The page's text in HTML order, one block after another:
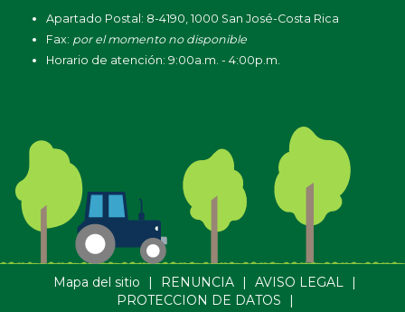
Apartado Postal: 8-4190, 1000 San José-Costa Rica
Fax: por el momento no disponible
Horario de atención: 9:00a.m. - 4:00p.m.
Mapa del sitio | RENUNCIA | AVISO LEGAL |
PROTECCION DE DATOS
|